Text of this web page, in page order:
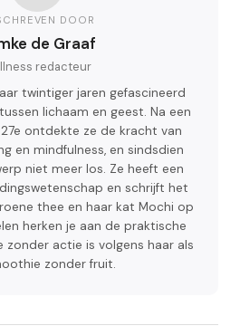
DOOR
de Graaf
redacteur
twintiger jaren gefascineerd
lichaam en geest. Na een
ontdekte ze de kracht van
en mindfulness, en sindsdien
niet meer los. Ze heeft een
en schrijft het
thee en haar kat Mochi op
herken je aan de praktische
zonder actie is volgens haar als
zonder fruit.